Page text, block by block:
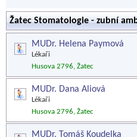
Žatec Stomatologie - zubní
MUDr. Helena Paymová
Lékaři
Husova 2796, Žatec
MUDr. Dana Aliová
Lékaři
Husova 2796, Žatec
MUDr. Tomáš Koudelka